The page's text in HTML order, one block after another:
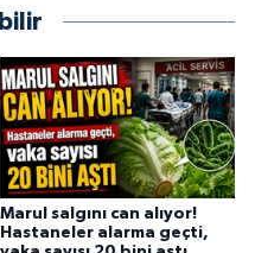
Marul salgını can alıyor!
Hastaneler alarma geçti,